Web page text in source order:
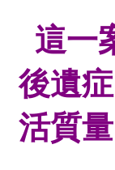
這一
後遺
活質量